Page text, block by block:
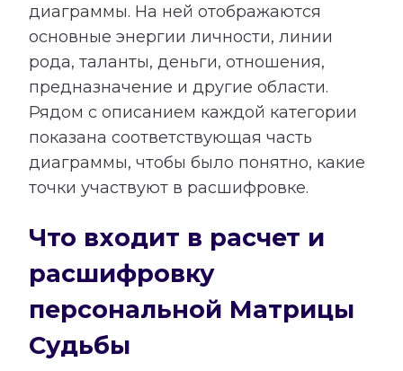
диаграммы. На ней отображаются
основные энергии личности, линии
рода, таланты, деньги, отношения,
предназначение и другие области.
Рядом с описанием каждой категории
показана соответствующая часть
диаграммы, чтобы было понятно, какие
точки участвуют в расшифровке.
Что входит в расчет и
расшифровку
персональной Матрицы
Судьбы